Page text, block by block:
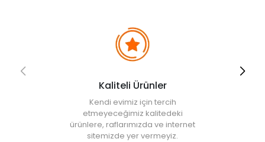
Kaliteli Ürünler
Kendi evimiz için tercih
etmeyeceğimiz kalitedeki
ürünlere, raflarımızda ve internet
sitemizde yer vermeyiz.